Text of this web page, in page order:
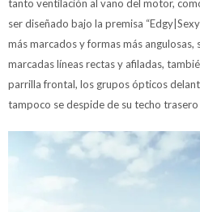
tanto ventilación al vano del motor,
ser diseñado bajo la premisa
más marcados y formas más angulosas,
marcadas líneas rectas y afiladas,
parrilla frontal, los grupos ópticos
tampoco se despide de su techo trasero